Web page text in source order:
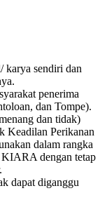
karya sendiri dan
penerima
dan Tompe).
dan tidak)
Keadilan Perikanan
dalam rangka
KIARA dengan tetap
dapat diganggu